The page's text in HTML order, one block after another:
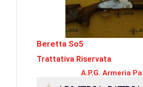
Beretta So5
Trattativa Riservata
A.P.G. Armeria